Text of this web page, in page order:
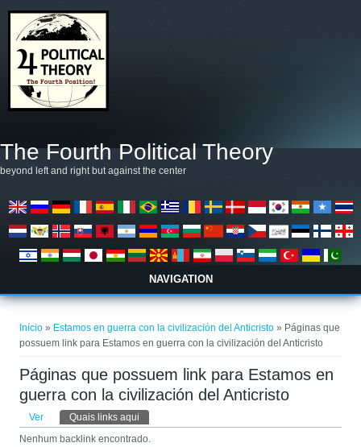
The Fourth Political Theory
beyond left and right but against the center
NAVIGATION
Início » Estamos en guerra con la civilización del Anticristo » Páginas que
possuem link para Estamos en guerra con la civilización del Anticristo
Páginas que possuem link para Estamos en
guerra con la civilización del Anticristo
Abas primárias
Ver Quais links aqui
Nenhum backlink encontrado.